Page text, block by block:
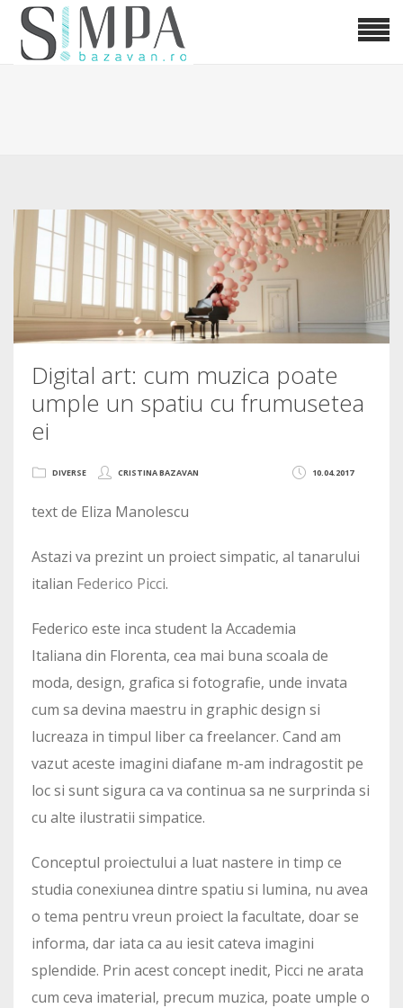
Digital art: cum muzica poate
umple un spatiu cu frumusetea
ei
10.04.2017
DIVERSE CRISTINA BAZAVAN
text de Eliza Manolescu
Astazi va prezint un proiect simpatic, al tanarului
italian Federico Picci.
Federico este inca student la Accademia
Italiana din Florenta, cea mai buna scoala de
moda, design, grafica si fotografie, unde invata
cum sa devina maestru in graphic design si
lucreaza in timpul liber ca freelancer. Cand am
vazut aceste imagini diafane m-am indragostit pe
loc si sunt sigura ca va continua sa ne surprinda si
cu alte ilustratii simpatice.
Conceptul proiectului a luat nastere in timp ce
studia conexiunea dintre spatiu si lumina, nu avea
o tema pentru vreun proiect la facultate, doar se
informa, dar iata ca au iesit cateva imagini
splendide. Prin acest concept inedit, Picci ne arata
cum ceva imaterial, precum muzica, poate umple o